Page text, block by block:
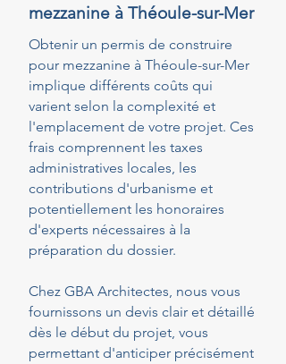
mezzanine à Théoule-sur-Mer
Obtenir un permis de construire
pour mezzanine à Théoule-sur-Mer
implique différents coûts qui
varient selon la complexité et
l'emplacement de votre projet. Ces
frais comprennent les taxes
administratives locales, les
contributions d'urbanisme et
potentiellement les honoraires
d'experts nécessaires à la
préparation du dossier.
Chez GBA Architectes, nous vous
fournissons un devis clair et détaillé
dès le début du projet, vous
permettant d'anticiper précisément